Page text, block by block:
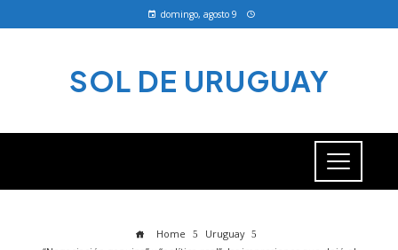
domingo, agosto 9
SOL DE URUGUAY
Home
Uruguay